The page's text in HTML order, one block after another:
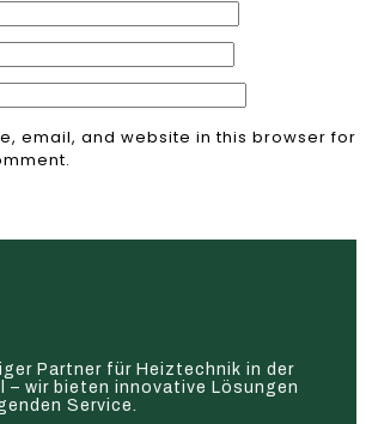
email, and website in this browser for
Partner für Heiztechnik in der
– wir bieten innovative Lösungen
Service.